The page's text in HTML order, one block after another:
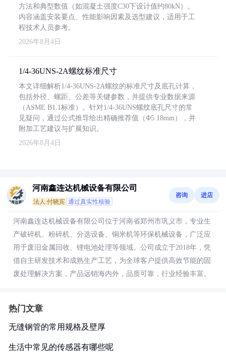
方法和典型数值（如混凝土强度C30下设计值约80kN）。
内容涵盖安装要点、性能影响因素及选型建议，适用于工
程技术人员参考。
2026年8月4日
1/4-36UNS-2A螺纹标准尺寸
本文详细解析1/4-36UNS-2A螺纹的标准尺寸及底孔计算，
包括外径、螺距、公差等关键参数，并提供专业数据来源
（ASME B1.1标准）。针对1/4-36UNS螺纹底孔尺寸的常
见疑问，通过公式推导给出精确推荐值（Φ5.18mm），并
附加工艺建议与扩展知识。
2026年8月4日
河南鑫连达机械设备有限公司
法人:付晓宾 通过真实性核验
咨询 进店
河南鑫连达机械设备有限公司位于河南省郑州市巩义市，专业生
产破碎机、粉碎机、分选设备、铜米机等环保机械设备，广泛应
用于废旧金属回收、锂电池处理等领域。公司成立于2018年，凭
借自主研发技术和成熟生产工艺，为全球客户提供高效节能的固
废处理解决方案，产品远销海内外，品质可靠，行业经验丰富。
热门文章
无缝钢管的常用规格及壁厚
生活中常见的传感器有哪些呢